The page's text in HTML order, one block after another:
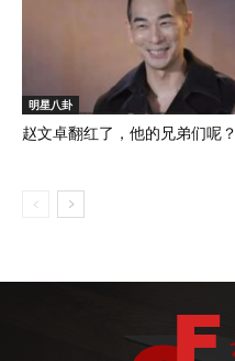
明星八卦
赵文卓翻红了，他的兄弟们呢？